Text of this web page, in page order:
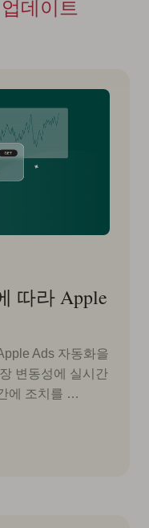
데이트
따라 Apple
Ads 자동화을
변동성에 실시간
에 조치를 …